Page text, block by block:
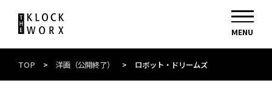
TOP > 洋画（公開終了） > ロボット・ドリームズ